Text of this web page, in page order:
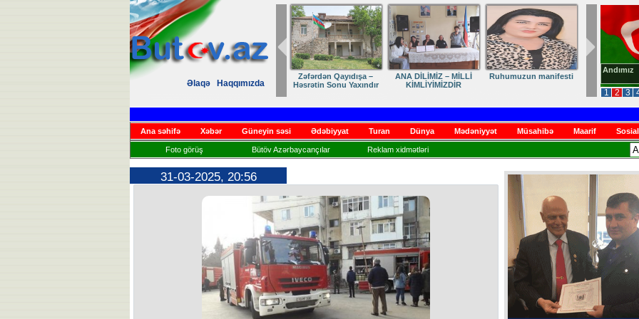
Əlaqə
Haqqımızda
1 2 3
Andımız
Zəfərdən Qayıdışa –
Həsrətin Sonu Yaxındır
ANA DİLİMİZ – MİLLİ
KİMLİYİMİZDİR
Ruhumuzun manifesti
Ana səhifə Xəbər Güneyin səsi Ədəbiyyat Turan Dünya Mədəniyyət Müsahibə Maarif
Foto görüş Bütöv Azərbaycançılar Reklam xidmətləri
31-03-2025, 20:56